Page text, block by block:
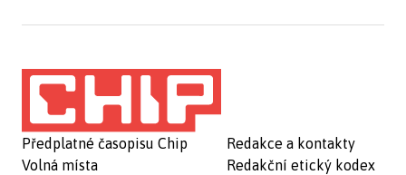
Předplatné časopisu Chip
Volná místa
Redakce a kontakty
Redakční etický kodex